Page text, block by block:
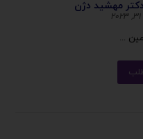
مهشید دژن
...